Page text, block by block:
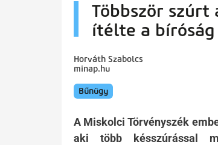
Többször
ítélte a bíróság
Horváth Szabolcs
minap.hu
Bűnügy
A Miskolci Törvényszék
aki több késszúrással